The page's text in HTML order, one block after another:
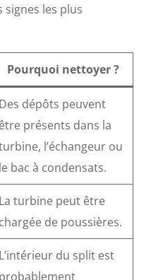
signes les plus
Pourquoi nettoyer ?
Des dépôts peuvent
être présents dans la
l’échangeur ou
le bac à condensats.
La turbine peut être
chargée de poussières.
L’intérieur du split est
probablement